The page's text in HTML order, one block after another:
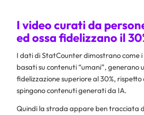
I video curati da
ed ossa fidelizzano il
I dati di StatCounter dimostrano come i
basati su contenuti “umani”, generano
fidelizzazione superiore al 30%, rispetto
spingono contenuti generati da IA.
Quindi la strada appare ben tracciata